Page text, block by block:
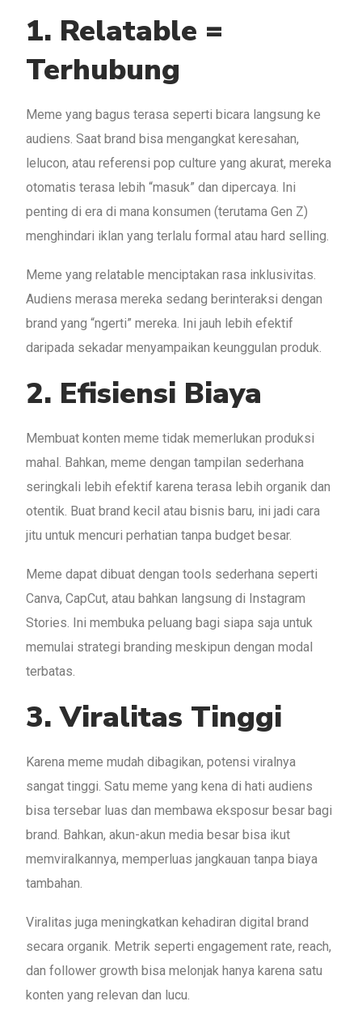
1. Relatable =
Terhubung
Meme yang bagus terasa seperti bicara langsung ke
audiens. Saat brand bisa mengangkat keresahan,
lelucon, atau referensi pop culture yang akurat, mereka
otomatis terasa lebih “masuk” dan dipercaya. Ini
penting di era di mana konsumen (terutama Gen Z)
menghindari iklan yang terlalu formal atau hard selling.
Meme yang relatable menciptakan rasa inklusivitas.
Audiens merasa mereka sedang berinteraksi dengan
brand yang “ngerti” mereka. Ini jauh lebih efektif
daripada sekadar menyampaikan keunggulan produk.
2. Efisiensi Biaya
Membuat konten meme tidak memerlukan produksi
mahal. Bahkan, meme dengan tampilan sederhana
seringkali lebih efektif karena terasa lebih organik dan
otentik. Buat brand kecil atau bisnis baru, ini jadi cara
jitu untuk mencuri perhatian tanpa budget besar.
Meme dapat dibuat dengan tools sederhana seperti
Canva, CapCut, atau bahkan langsung di Instagram
Stories. Ini membuka peluang bagi siapa saja untuk
memulai strategi branding meskipun dengan modal
terbatas.
3. Viralitas Tinggi
Karena meme mudah dibagikan, potensi viralnya
sangat tinggi. Satu meme yang kena di hati audiens
bisa tersebar luas dan membawa eksposur besar bagi
brand. Bahkan, akun-akun media besar bisa ikut
memviralkannya, memperluas jangkauan tanpa biaya
tambahan.
Viralitas juga meningkatkan kehadiran digital brand
secara organik. Metrik seperti engagement rate, reach,
dan follower growth bisa melonjak hanya karena satu
konten yang relevan dan lucu.